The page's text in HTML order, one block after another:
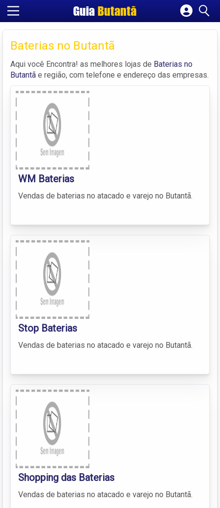
GuiaButantã
Cadastrar empresa
Fazer login
Criar conta
Baterias no Butantã
Aqui você Encontra! as melhores lojas de Baterias no
Butantã e região, com telefone e endereço das empresas.
WM Baterias
Vendas de baterias no atacado e varejo no Butantã.
Stop Baterias
Vendas de baterias no atacado e varejo no Butantã.
Shopping das Baterias
Vendas de baterias no atacado e varejo no Butantã.